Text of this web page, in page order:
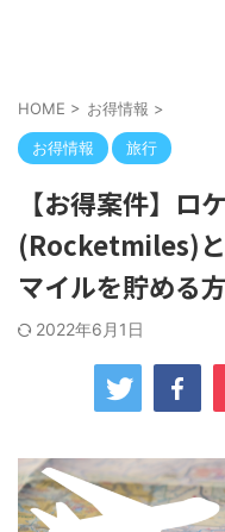
HOME > お得情報 >
お得情報 旅行
【お得案件】ロ
(Rocketmiles)と
マイルを貯める
2022年6月1日